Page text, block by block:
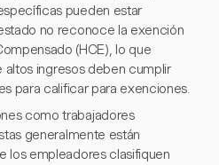
pueden estar
no reconoce la exención
(HCE), lo que
altos ingresos deben cumplir
para calificar para exenciones.
como trabajadores
generalmente están
los empleadores clasifiquen